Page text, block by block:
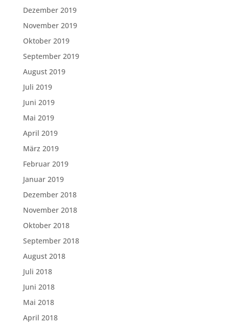
Dezember 2019
November 2019
Oktober 2019
September 2019
August 2019
Juli 2019
Juni 2019
Mai 2019
April 2019
März 2019
Februar 2019
Januar 2019
Dezember 2018
November 2018
Oktober 2018
September 2018
August 2018
Juli 2018
Juni 2018
Mai 2018
April 2018